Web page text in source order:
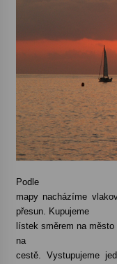
Podle
mapy nacházíme
přesun. Kupujeme
lístek směrem na
na
cestě. Vystupujeme